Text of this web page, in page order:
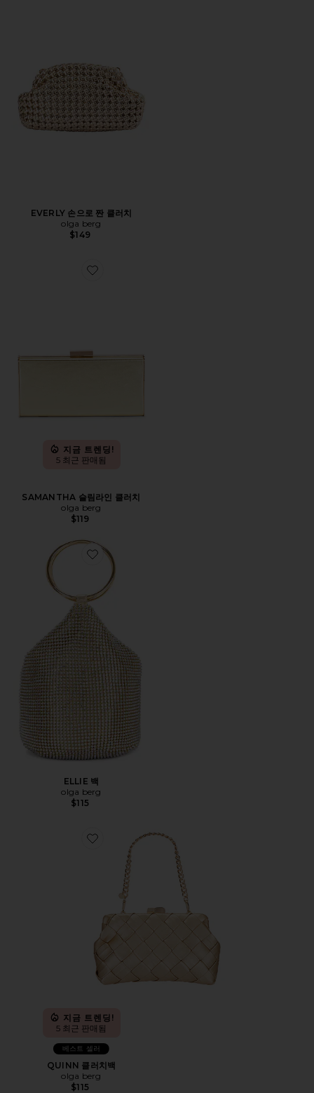
EVERLY 손으로 짠 클러치
olga berg
$149
Favorite SAMANTHA 슬림라인 클러치
지금 트렌딩!
5 최근 판매됨
SAMANTHA 슬림라인 클러치
olga berg
$119
Favorite ELLIE 백
ELLIE 백
olga berg
$115
Favorite QUINN 클러치백
지금 트렌딩!
5 최근 판매됨
베스트 셀러
QUINN 클러치백
olga berg
$115